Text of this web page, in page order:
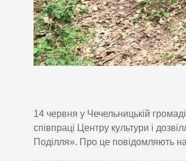
14 червня у Чечельницькій
співпраці Центру культури і
Поділля». Про це повідомляють на